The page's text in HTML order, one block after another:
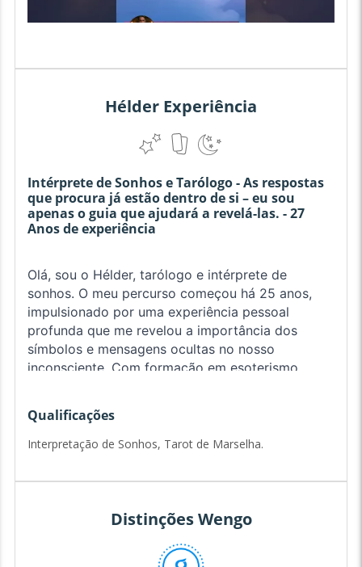
Hélder Experiência
Intérprete de Sonhos e Tarólogo - As respostas
que procura já estão dentro de si – eu sou
apenas o guia que ajudará a revelá-las. - 27
Anos de experiência
Olá, sou o Hélder, tarólogo e intérprete de
sonhos. O meu percurso começou há 25 anos,
impulsionado por uma experiência pessoal
profunda que me revelou a importância dos
símbolos e mensagens ocultas no nosso
inconsciente. Com formação em esoterismo,
sabedoria ancestral e conhecimento
contemporâneo.
Acredito que os sonhos são portais para o nosso
elevadas, trazendo-nos mensagens valiosas
sobre o nosso caminho. A minha especialidade
passa pela interpretação dos sonhos, a leitura do
Qualificações
Interpretação de Sonhos, Tarot de Marselha.
Distinções Wengo